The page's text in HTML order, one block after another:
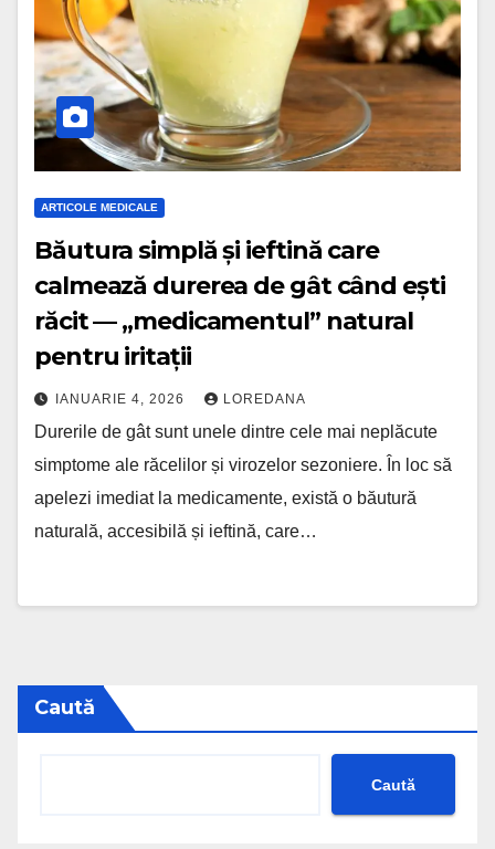
ARTICOLE MEDICALE
Băutura simplă și ieftină care
calmează durerea de gât când ești
răcit — „medicamentul” natural
pentru iritații
IANUARIE 4, 2026 LOREDANA
Durerile de gât sunt unele dintre cele mai neplăcute
simptome ale răcelilor și virozelor sezoniere. În loc să
apelezi imediat la medicamente, există o băutură
naturală, accesibilă și ieftină, care…
Caută
Caută